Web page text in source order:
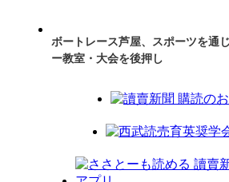
ボートレース芦屋、スポーツを通
ー教室・大会を後押し